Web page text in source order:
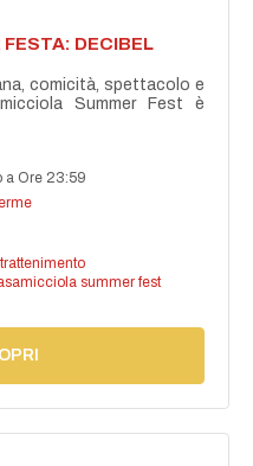
FESTA: DECIBEL
comicità, spettacolo e
Summer Fest è
a Ore 23:59
summer fest